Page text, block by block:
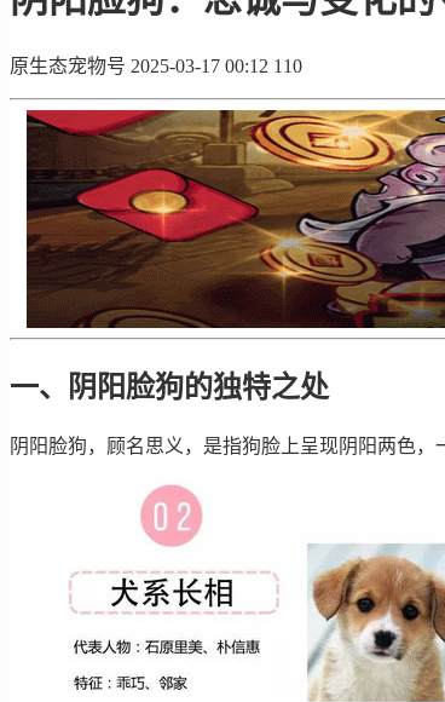
原生态宠物号 2025-03-17 00:12 110
一、阴阳脸狗的独特之处
阴阳脸狗，顾名思义，是指狗脸上呈现阴阳两色